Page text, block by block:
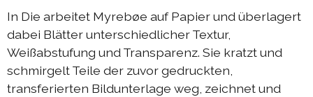
deutsch | français
In Die arbeitet Myrebøe auf Papier und überlagert
dabei Blätter unterschiedlicher Textur,
Weißabstufung und Transparenz. Sie kratzt und
schmirgelt Teile der zuvor gedruckten,
transferierten Bildunterlage weg, zeichnet und